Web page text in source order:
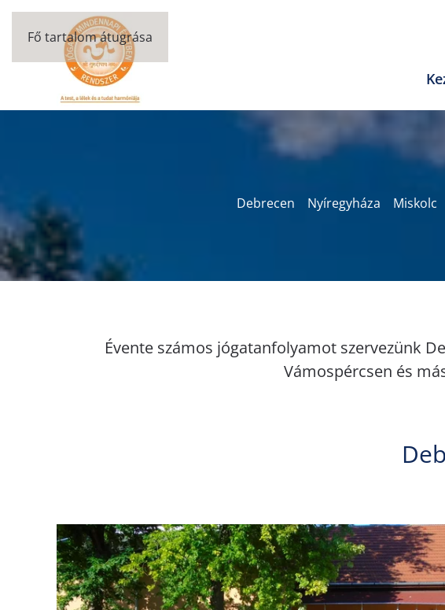
Fő tartalom átugrása
Debrecen Nyíregyháza Miskolc
Évente számos jógatanfolyamot szervezünk
Vámospércsen és